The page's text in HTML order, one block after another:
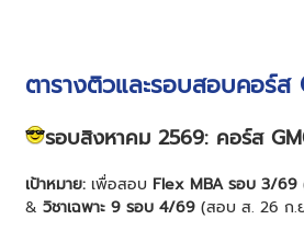
ตารางติวและรอบสอบคอร์
รอบสิงหาคม 2569: คอร์ส
เป้าหมาย: เพื่อสอบ Flex MBA รอบ 3/69
&วิชาเฉพาะ 9 รอบ 4/69 (สอบ ส. 26 ก.